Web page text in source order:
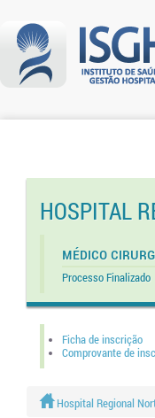
HOSPITAL
Médico
Processo Finalizado
Ficha de inscrição
Comprovante de
Hospital Regional